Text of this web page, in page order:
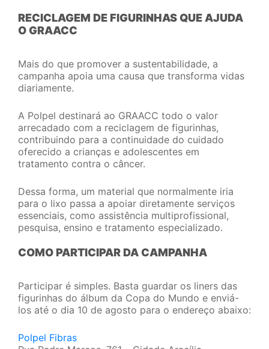
RECICLAGEM DE FIGURINHAS QUE AJUDA
O GRAACC
Mais do que promover a sustentabilidade, a
campanha apoia uma causa que transforma vidas
diariamente.
A Polpel destinará ao GRAACC todo o valor
arrecadado com a reciclagem de figurinhas,
contribuindo para a continuidade do cuidado
oferecido a crianças e adolescentes em
tratamento contra o câncer.
Dessa forma, um material que normalmente iria
para o lixo passa a apoiar diretamente serviços
essenciais, como assistência multiprofissional,
pesquisa, ensino e tratamento especializado.
COMO PARTICIPAR DA CAMPANHA
Participar é simples. Basta guardar os liners das
figurinhas do álbum da Copa do Mundo e enviá-
los até o dia 10 de agosto para o endereço abaixo:
Polpel Fibras